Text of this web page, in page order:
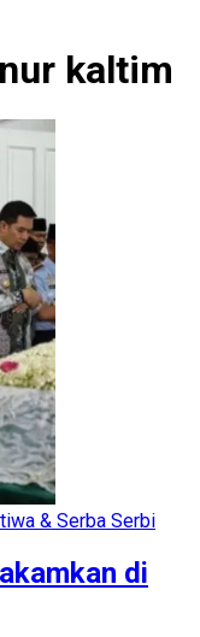
kaltim
& Serba Serbi
di